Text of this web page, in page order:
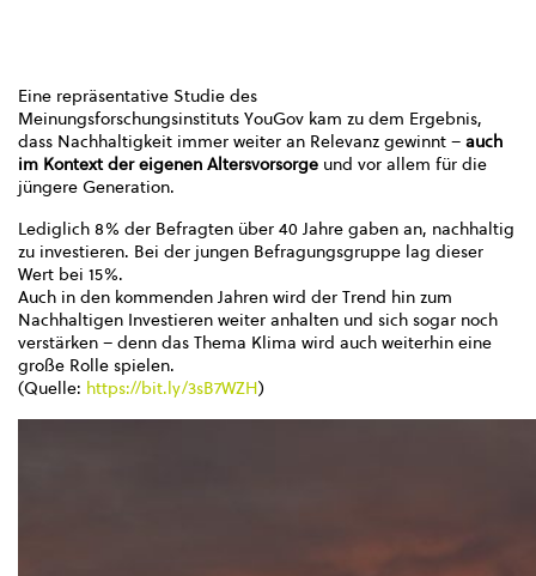
Eine repräsentative Studie des
Meinungsforschungsinstituts YouGov kam zu dem Ergebnis,
dass Nachhaltigkeit immer weiter an Relevanz gewinnt – auch
im Kontext der eigenen Altersvorsorge und vor allem für die
jüngere Generation.
Lediglich 8% der Befragten über 40 Jahre gaben an, nachhaltig
zu investieren. Bei der jungen Befragungsgruppe lag dieser
Wert bei 15%.
Auch in den kommenden Jahren wird der Trend hin zum
Nachhaltigen Investieren weiter anhalten und sich sogar noch
verstärken – denn das Thema Klima wird auch weiterhin eine
große Rolle spielen.
(Quelle: https://bit.ly/3sB7WZH)